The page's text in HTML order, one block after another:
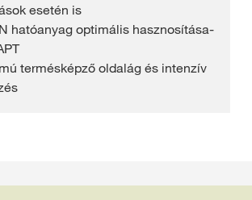
esetén is
hatóanyag optimális hasznosítása-
termésképző oldalág és intenzív